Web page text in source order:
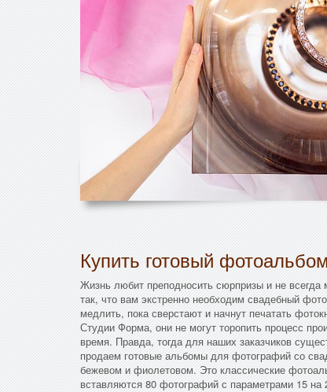
Купить готовый
Жизнь любит преподносить сюрпризы и не
так, что вам экстренно необходим свадебный
медлить, пока сверстают и начнут печатать
Студии Форма, они не могут торопить процесс
время. Правда, тогда для наших заказчиков
продаем готовые альбомы для фотографий со
бежевом и фиолетовом. Это классические
вставляются 80 фотографий с параметрами 15 на